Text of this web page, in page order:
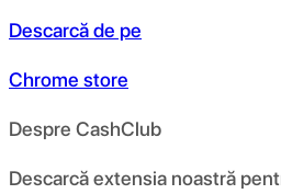
Descarcă de pe
Chrome store
Despre CashClub
Descarcă extensia noastră